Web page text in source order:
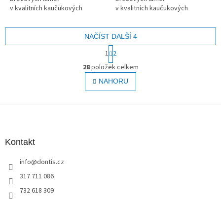
v kvalitních kaučukových
v kvalitních kaučukových
O
v
l
á
NAČÍST DALŠÍ 4
t
r
á
n
k
v
1 2
28položek celkem
NAHORU
Kontakt
info@dontis.cz
317 711 086
732 618 309